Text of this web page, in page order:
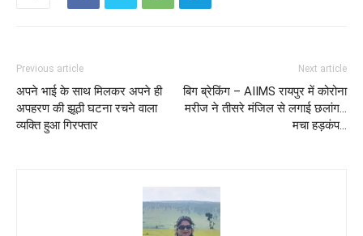
Previous article
अपने भाई के साथ मिलकर अपने ही
अपहरण की झूठी घटना रचने वाला
व्यक्ति हुआ गिरफ्तार
Next article
बिग ब्रेकिंग – AIIMS रायपुर में कोरोना
मरीज ने तीसरे मंजिल से लगाई छलांग…
मचा हड़कंप…